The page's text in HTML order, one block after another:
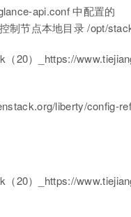
api.conf 中配置的
制节点本地目录 /opt/
liberty/config-